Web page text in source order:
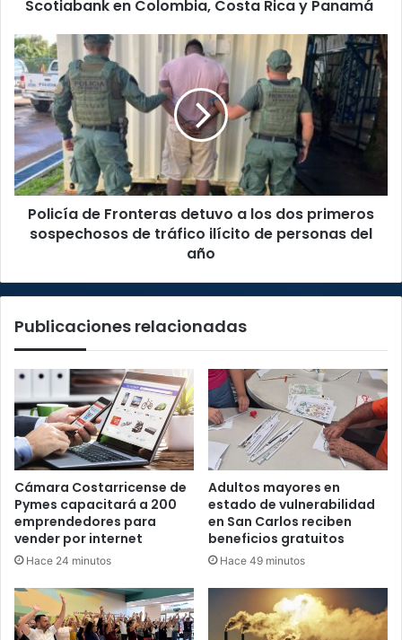
Scotiabank en Colombia, Costa Rica y Panamá
Policía
de
Fronteras
detuvo
a
los
dos
primeros
sospechosos
tráfico
personas
año
Policía de Fronteras detuvo a los dos primeros
sospechosos de tráfico ilícito de personas del
año
Publicaciones relacionadas
Cámara Costarricense de
Pymes capacitará a 200
emprendedores para
vender por internet
Hace 24 minutos
Adultos mayores en
estado de vulnerabilidad
en San Carlos reciben
beneficios gratuitos
Hace 49 minutos